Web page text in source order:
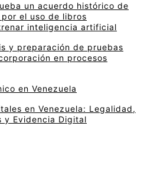
un acuerdo histórico de
por el uso de libros
inteligencia artificial
y preparación de pruebas
en procesos
en Venezuela
en Venezuela: Legalidad,
y Evidencia Digital